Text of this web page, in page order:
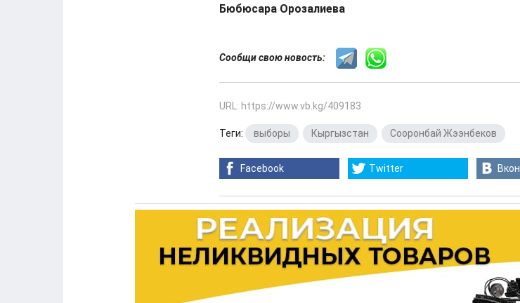
Бюбюсара Орозалиева
Сообщи свою новость:
URL: https://www.vb.kg/409183
Теги: выборы Кыргызстан Сооронбай Жээнбеков
Facebook Twitter